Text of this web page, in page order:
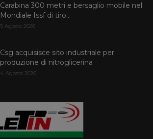
Carabina 300 metri e bersaglio mobile nel
Mondiale Issf di tiro...
5 Agosto 2026
Csg acquisisce sito industriale per
produzione di nitroglicerina
4 Agosto 2026